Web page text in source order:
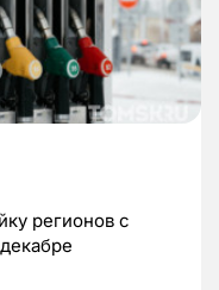
регионов с